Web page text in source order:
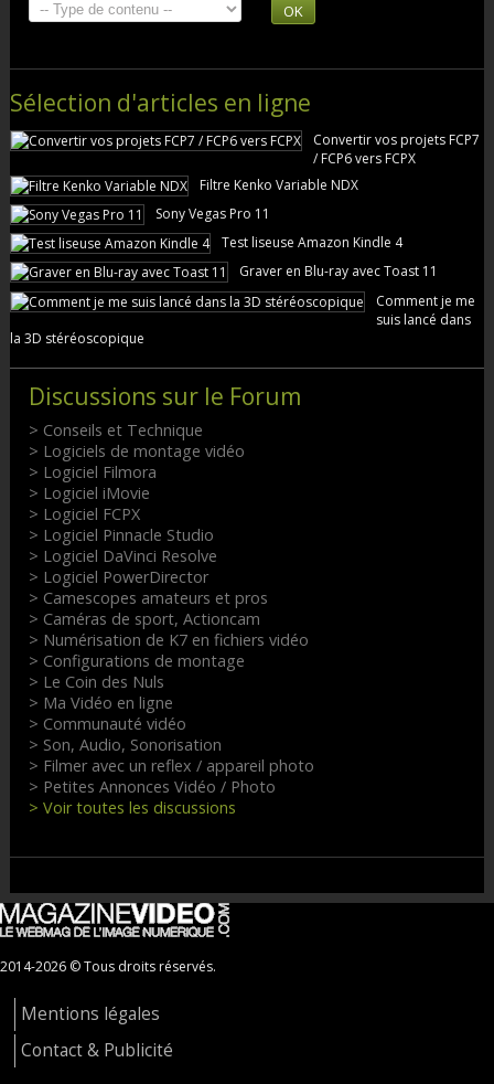
OK
Sélection d'articles en ligne
Convertir vos projets FCP7
/ FCP6 vers FCPX
Filtre Kenko Variable NDX
Sony Vegas Pro 11
Test liseuse Amazon Kindle 4
Graver en Blu-ray avec Toast 11
Comment je me
suis lancé dans
la 3D stéréoscopique
Discussions sur le Forum
> Conseils et Technique
> Logiciels de montage vidéo
> Logiciel Filmora
> Logiciel iMovie
> Logiciel FCPX
> Logiciel Pinnacle Studio
> Logiciel DaVinci Resolve
> Logiciel PowerDirector
> Camescopes amateurs et pros
> Caméras de sport, Actioncam
> Numérisation de K7 en fichiers vidéo
> Configurations de montage
> Le Coin des Nuls
> Ma Vidéo en ligne
> Communauté vidéo
> Son, Audio, Sonorisation
> Filmer avec un reflex / appareil photo
> Petites Annonces Vidéo / Photo
> Voir toutes les discussions
2014-2026 © Tous droits réservés.
Mentions légales
Contact & Publicité